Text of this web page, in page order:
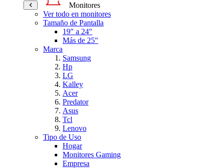
Monitores
Ver todo en monitores
Tamaño de Pantalla
19" a 24"
Más de 25"
Marca
Samsung
Hp
LG
Kalley
Acer
Predator
Asus
Tcl
Lenovo
Tipo de Uso
Hogar
Monitores Gaming
Empresa